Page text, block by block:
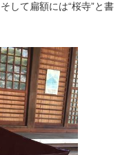
して扁額には“桜寺”と書